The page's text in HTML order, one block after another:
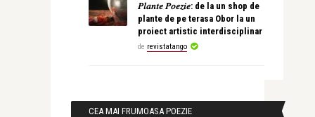
𝑃𝑙𝑎𝑛𝑡𝑒 𝑃𝑜𝑒𝑧𝑖𝑒: de la un shop de
plante de pe terasa Obor la un
proiect artistic interdisciplinar
de revistatango
CEA MAI FRUMOASA POEZIE